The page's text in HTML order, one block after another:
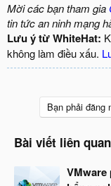
Mời các bạn tham gia
tin tức an ninh mạng
Lưu ý từ WhiteHat:
không làm điều xấu.
Bạn phải đăng
Bài viết liên quan
VMware